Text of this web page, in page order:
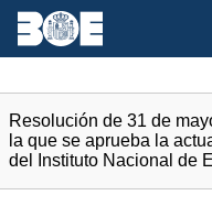
Resolución de 31 de
la que se aprueba la
del Instituto Nacional de